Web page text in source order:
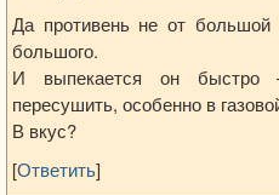
Да противень не от
большого.
И выпекается он быстро
пересушить, особенно в
В вкус?
[Ответить]